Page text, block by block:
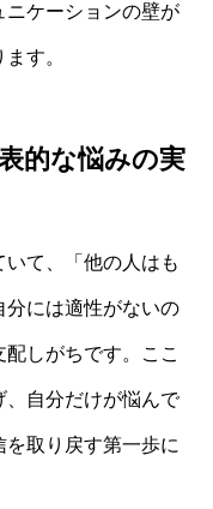
ニケーションの壁が
す。
的な悩みの実
いて、「他の人はも
分には適性がないの
しがちです。ここ
、自分だけが悩んで
取り戻す第一歩に